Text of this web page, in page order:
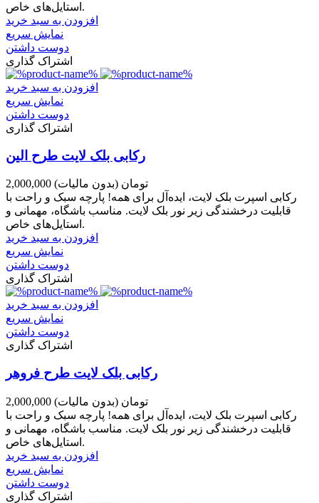
استایل‌های خاص.
افزودن به سبد خرید
نمایش سریع
دوست داشتن
اشتراک گذاری
افزودن به سبد خرید
نمایش سریع
دوست داشتن
اشتراک گذاری
رکابی بلک لایت طرح الین
2,000,000 تومان (بدون مالیات)
رکابی اسپرت بلک لایت، ایده‌آل برای همه! پارچه سبک و راحت با
قابلیت درخشندگی زیر نور بلک لایت. مناسب باشگاه، مهمانی و
استایل‌های خاص.
افزودن به سبد خرید
نمایش سریع
دوست داشتن
اشتراک گذاری
افزودن به سبد خرید
نمایش سریع
دوست داشتن
اشتراک گذاری
رکابی بلک لایت طرح فروهر
2,000,000 تومان (بدون مالیات)
رکابی اسپرت بلک لایت، ایده‌آل برای همه! پارچه سبک و راحت با
قابلیت درخشندگی زیر نور بلک لایت. مناسب باشگاه، مهمانی و
استایل‌های خاص.
افزودن به سبد خرید
نمایش سریع
دوست داشتن
اشتراک گذاری